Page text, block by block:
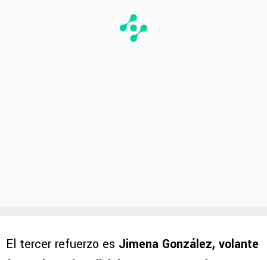
El tercer refuerzo es Jimena González, volante